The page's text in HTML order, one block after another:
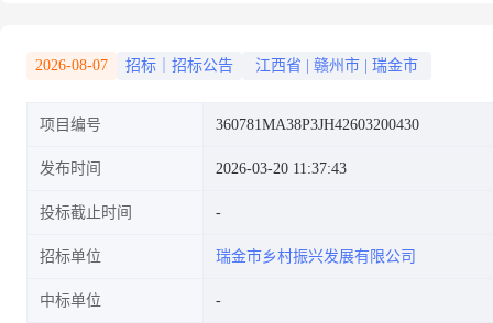
2026-08-07 招标｜招标公告 江西省 赣州市 瑞金市
项目编号 360781MA38P3JH42603200430
发布时间 2026-03-20 11:37:43
投标截止时间
招标单位 瑞金市乡村振兴发展有限公司
中标单位